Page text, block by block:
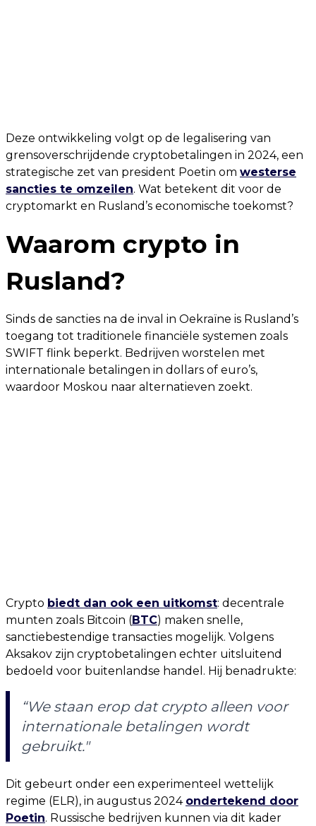
Deze ontwikkeling volgt op de legalisering van
grensoverschrijdende cryptobetalingen in 2024, een
strategische zet van president Poetin om westerse
sancties te omzeilen. Wat betekent dit voor de
cryptomarkt en Rusland’s economische toekomst?
Waarom crypto in
Rusland?
Sinds de sancties na de inval in Oekraïne is Rusland’s
toegang tot traditionele financiële systemen zoals
SWIFT flink beperkt. Bedrijven worstelen met
internationale betalingen in dollars of euro’s,
waardoor Moskou naar alternatieven zoekt.
Crypto biedt dan ook een uitkomst: decentrale
munten zoals Bitcoin (BTC) maken snelle,
sanctiebestendige transacties mogelijk. Volgens
Aksakov zijn cryptobetalingen echter uitsluitend
bedoeld voor buitenlandse handel. Hij benadrukte:
“We staan erop dat crypto alleen voor
internationale betalingen wordt
gebruikt."
Dit gebeurt onder een experimenteel wettelijk
regime (ELR), in augustus 2024 ondertekend door
Poetin. Russische bedrijven kunnen via dit kader